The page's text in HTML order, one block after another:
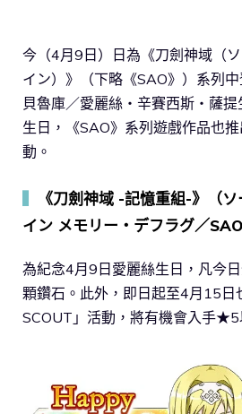
今（4月9日）日為《刀劍神域（
イン）》（下略《SAO》）系列
貝魯庫／愛麗絲・辛賽西斯・薩
生日，《SAO》系列遊戲作品也
動。
《刀劍神域 -記憶重組-》（
イン メモリー・デフラグ／SAO
為紀念4月9日愛麗絲生日，凡今
顆鑽石。此外，即日起至4月15日
SCOUT」活動，將有機會入手★5